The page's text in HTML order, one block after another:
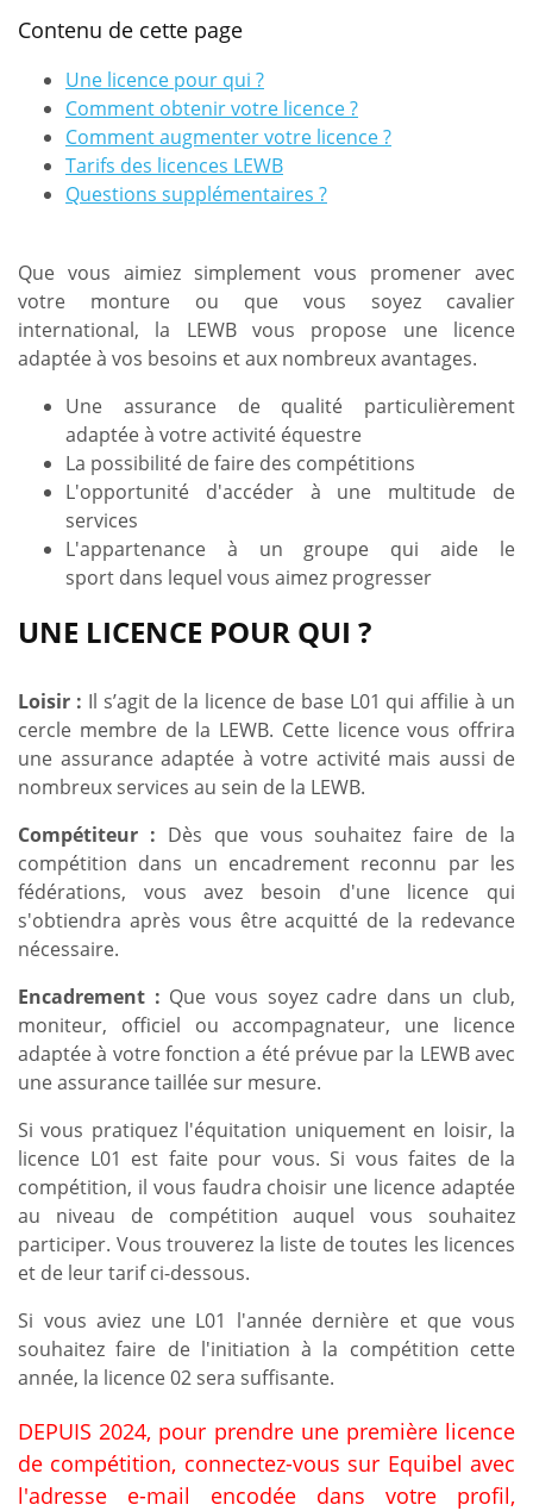
Contenu de cette page
Une licence pour qui ?
Comment obtenir votre licence ?
Comment augmenter votre licence ?
Tarifs des licences LEWB
Questions supplémentaires ?
Que vous aimiez simplement vous promener avec
votre monture ou que vous soyez cavalier
international, la LEWB vous propose une licence
adaptée à vos besoins et aux nombreux avantages.
Une assurance de qualité particulièrement
adaptée à votre activité équestre
La possibilité de faire des compétitions
L'opportunité d'accéder à une multitude de
services
L'appartenance à un groupe qui aide le
sport dans lequel vous aimez progresser
UNE LICENCE POUR QUI ?
Loisir : Il s’agit de la licence de base L01 qui affilie à un
cercle membre de la LEWB. Cette licence vous offrira
une assurance adaptée à votre activité mais aussi de
nombreux services au sein de la LEWB.
Compétiteur : Dès que vous souhaitez faire de la
compétition dans un encadrement reconnu par les
fédérations, vous avez besoin d'une licence qui
s'obtiendra après vous être acquitté de la redevance
nécessaire.
Encadrement : Que vous soyez cadre dans un club,
moniteur, officiel ou accompagnateur, une licence
adaptée à votre fonction a été prévue par la LEWB avec
une assurance taillée sur mesure.
Si vous pratiquez l'équitation uniquement en loisir, la
licence L01 est faite pour vous. Si vous faites de la
compétition, il vous faudra choisir une licence adaptée
au niveau de compétition auquel vous souhaitez
participer. Vous trouverez la liste de toutes les licences
et de leur tarif ci-dessous.
Si vous aviez une L01 l'année dernière et que vous
souhaitez faire de l'initiation à la compétition cette
année, la licence 02 sera suffisante.
DEPUIS 2024, pour prendre une première licence
de compétition, connectez-vous sur Equibel avec
l'adresse e-mail encodée dans votre profil,